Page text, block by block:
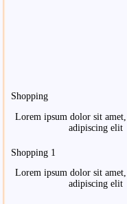
Shopping
Lorem ipsum dolor sit amet,
adipiscing elit
Shopping 1
Lorem ipsum dolor sit amet,
adipiscing elit